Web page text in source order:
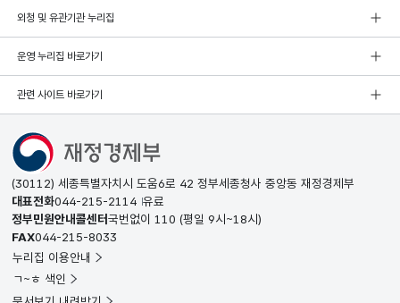
외청 및 유관기관 누리집
운영 누리집 바로가기
관련 사이트 바로가기
(30112) 세종특별자치시 도움6로 42 정부세종청사 중앙동 재정경제부
대표전화044-215-2114 유료
정부민원안내콜센터국번없이 110 (평일 9시~18시)
FAX044-215-8033
누리집 이용안내
ㄱ~ㅎ 색인